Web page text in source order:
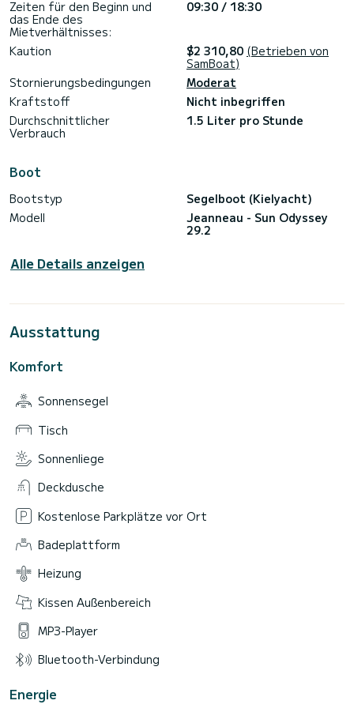
nächsten Tag: 100 €.
Möglichkeit der Tagesmiete. Im Juli und August werden
Reservierungen für Tagesmieten nur wenige Tage vor dem
Datum angenommen, wobei Wochenmieten bevorzugt
Ich erwarte umfangreiche Segelerfahrung. Bitte
kontaktieren Sie mich nicht, wenn Sie ein Anfänger sind.
Bitte vervollständigen Sie Ihren Segel-Lebenslauf auf der
Website.
Ausgangspunkt für die Lérins-Inseln, das Cap d'Antibes oder
das Esterel-Massiv. Ich kenne natürlich die gesamte Küste
von Italien bis Toulon bestens und kann Sie über idyllische
Ankerplätze und Risikobereiche beraten.
Zeiten für den Beginn und
das Ende des
Mietverhältnisses:
09:30 / 18:30
Kaution $2 310,80 (Betrieben von
SamBoat)
Stornierungsbedingungen
Moderat
Kraftstoff
Nicht inbegriffen
Durchschnittlicher
Verbrauch
1.5 Liter pro Stunde
Boot
Bootstyp
Segelboot (Kielyacht)
Modell
Jeanneau - Sun Odyssey
29.2
Alle Details anzeigen
Ausstattung
Komfort
Sonnensegel
Tisch
Sonnenliege
Deckdusche
Kostenlose Parkplätze vor Ort
Badeplattform
Heizung
Kissen Außenbereich
MP3-Player
Bluetooth-Verbindung
Energie